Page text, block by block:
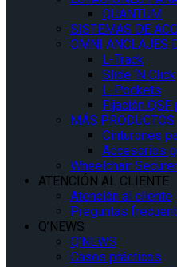
QUANTUM
SISTEMAS DE
OMNI ANCLAJES
L-Track
Slide ‘N Click
L-Pockets
Fijación
MÁS PRODUCTOS
Cinturones
Accesorios
Wheelchair
ATENCIÓN AL CLIENTE
Atención al cliente
Preguntas
Q’NEWS
Q’NEWS
Casos prácticos